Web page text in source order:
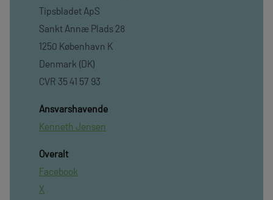
Tipsbladet ApS
Sankt Annæ Plads 28
1250 København K
Denmark (DK)
CVR 35 41 57 93
Ansvarshavende
Kenneth Jensen
Overalt
Facebook
X